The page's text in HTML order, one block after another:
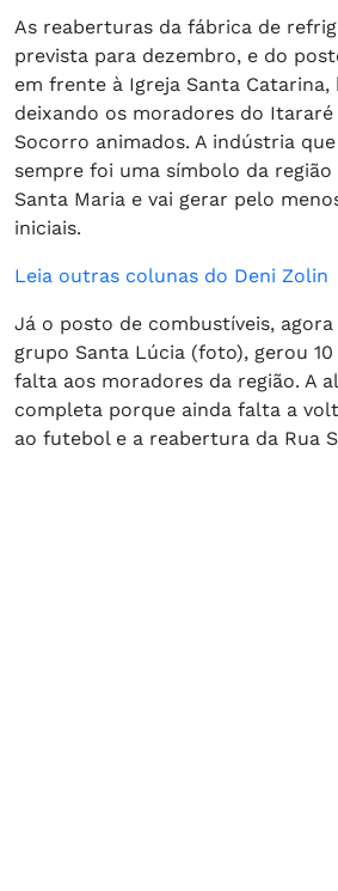
As reaberturas da fábrica de
prevista para dezembro, e do
em frente à Igreja Santa Catarina,
deixando os moradores do
Socorro animados. A indústria
sempre foi uma símbolo da
Santa Maria e vai gerar pelo
iniciais.
Leia outras colunas do Deni Zolin
Já o posto de combustíveis,
grupo Santa Lúcia (foto), gerou
falta aos moradores da região. A
completa porque ainda falta a
ao futebol e a reabertura da Rua